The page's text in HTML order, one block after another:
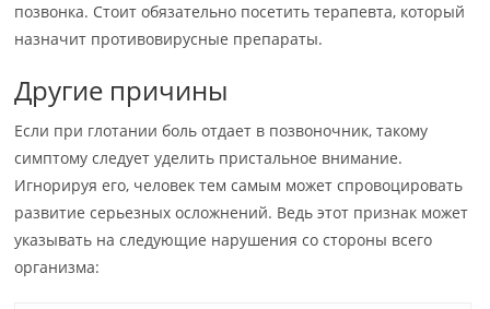
позвонка. Стоит обязательно посетить терапевта, который
назначит противовирусные препараты.
Другие причины
Если при глотании боль отдает в позвоночник, такому
симптому следует уделить пристальное внимание.
Игнорируя его, человек тем самым может спровоцировать
развитие серьезных осложнений. Ведь этот признак может
указывать на следующие нарушения со стороны всего
организма: